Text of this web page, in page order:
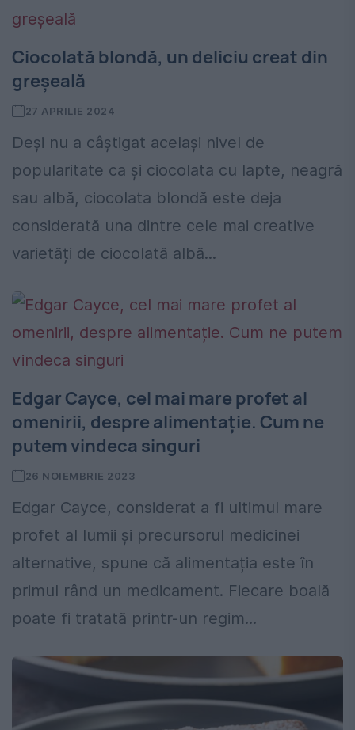
Ciocolată blondă, un deliciu creat din
greșeală
27 APRILIE 2024
Deși nu a câștigat același nivel de
popularitate ca și ciocolata cu lapte, neagră
sau albă, ciocolata blondă este deja
considerată una dintre cele mai creative
varietăți de ciocolată albă...
Edgar Cayce, cel mai mare profet al
omenirii, despre alimentație. Cum ne
putem vindeca singuri
26 NOIEMBRIE 2023
Edgar Cayce, considerat a fi ultimul mare
profet al lumii și precursorul medicinei
alternative, spune că alimentația este în
primul rând un medicament. Fiecare boală
poate fi tratată printr-un regim...